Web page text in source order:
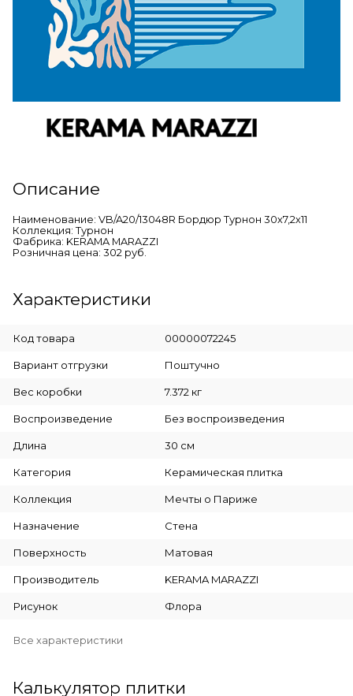
Описание
Наименование: VB/A20/13048R Бордюр Турнон 30х7,2х11
Коллекция: Турнон
Фабрика: KERAMA MARAZZI
Розничная цена: 302 руб.
Характеристики
Код товара 00000072245
Вариант отгрузки Поштучно
Вес коробки 7.372 кг
Воспроизведение Без воспроизведения
Длина 30 см
Категория Керамическая плитка
Коллекция Мечты о Париже
Назначение Стена
Поверхность Матовая
Производитель KERAMA MARAZZI
Рисунок Флора
Все характеристики
Калькулятор плитки